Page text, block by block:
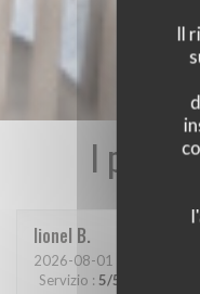
Il
I pareri
lionel B
2026-08-01
- 20:15 -
Servizio : 5/5